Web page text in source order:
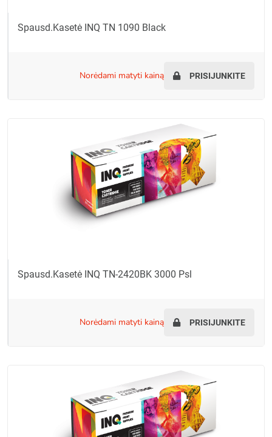
Spausd.kasetė INQ TN 1090 Black
norėdami matyti kainą PRISIJUNKITE
Spausd.kasetė INQ TN-2420BK 3000 Psl
norėdami matyti kainą PRISIJUNKITE